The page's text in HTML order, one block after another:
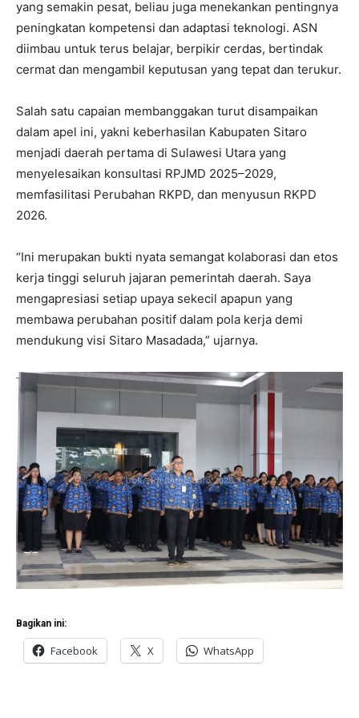
yang semakin pesat, beliau juga menekankan pentingnya
peningkatan kompetensi dan adaptasi teknologi. ASN
diimbau untuk terus belajar, berpikir cerdas, bertindak
cermat dan mengambil keputusan yang tepat dan terukur.
Salah satu capaian membanggakan turut disampaikan
dalam apel ini, yakni keberhasilan Kabupaten Sitaro
menjadi daerah pertama di Sulawesi Utara yang
menyelesaikan konsultasi RPJMD 2025–2029,
memfasilitasi Perubahan RKPD, dan menyusun RKPD
2026.
“Ini merupakan bukti nyata semangat kolaborasi dan etos
kerja tinggi seluruh jajaran pemerintah daerah. Saya
mengapresiasi setiap upaya sekecil apapun yang
membawa perubahan positif dalam pola kerja demi
mendukung visi Sitaro Masadada,” ujarnya.
Bagikan ini:
Facebook X WhatsApp